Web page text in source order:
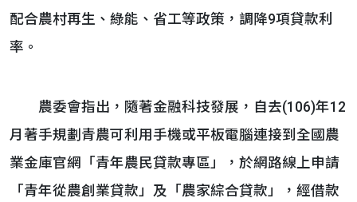
配合農村再生、綠能、省工等政策，調降9項貸款利
率。
農委會指出，隨著金融科技發展，自去(106)年12
月著手規劃青農可利用手機或平板電腦連接到全國農
業金庫官網「青年農民貸款專區」，於網路線上申請
「青年從農創業貸款」及「農家綜合貸款」，經借款